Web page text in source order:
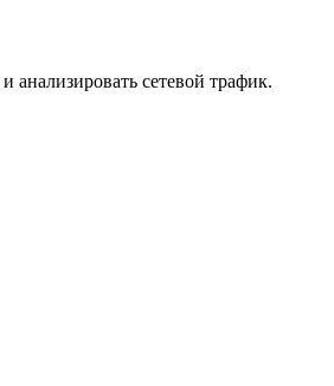
сетевой трафик.